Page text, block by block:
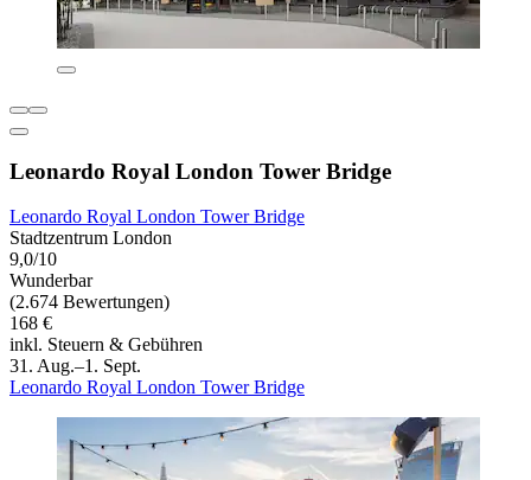
Leonardo Royal London Tower Bridge
Leonardo Royal London Tower Bridge
Stadtzentrum London
9,0/10
Wunderbar
(2.674 Bewertungen)
168 €
inkl. Steuern & Gebühren
31. Aug.–1. Sept.
Leonardo Royal London Tower Bridge